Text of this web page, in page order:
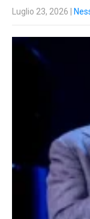
Luglio 23, 2026